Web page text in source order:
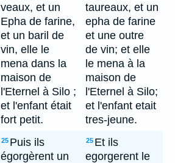
veaux, et un
Epha de farine,
et un baril de
vin, elle le
mena dans la
maison de
l'Eternel à Silo ;
et l'enfant était
fort petit.
taureaux, et un
epha de farine
et une outre
de vin; et elle
le mena à la
maison de
l'Eternel à Silo;
et l'enfant etait
tres-jeune.
25 Puis ils
égorgèrent un
25 Et ils
egorgerent le